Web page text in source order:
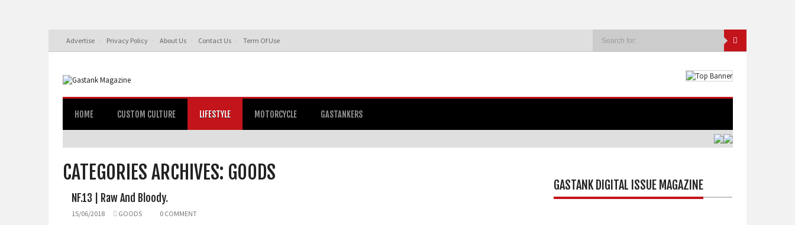
Advertise Privacy Policy About Us Contact Us Term Of Use
HOME CUSTOM CULTURE LIFESTYLE MOTORCYCLE GASTANKERS
CATEGORIES ARCHIVES: GOODS
NF.13 | Raw And Bloody.
15/06/2018 GOODS 0 COMMENT
GASTANK DIGITAL ISSUE MAGAZINE